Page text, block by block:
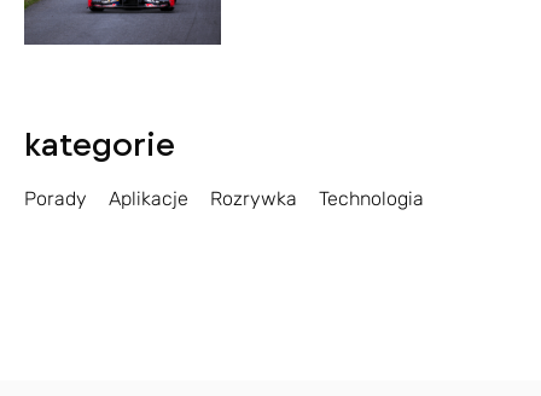
kategorie
Porady Aplikacje Rozrywka Technologia